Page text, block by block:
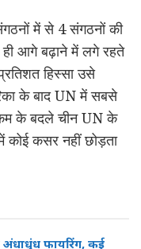
में से 4 संगठनों की
आगे बढ़ाने में लगे रहते
हिस्सा उसे
के बाद UN में सबसे
के बदले चीन UN के
कोई कसर नहीं छोड़ता
अंधाधुंध फायरिंग, कई